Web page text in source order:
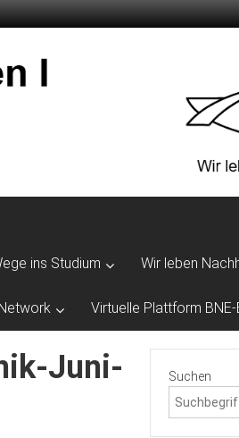
ins Studium Wir leben
Virtuelle Plattform BNE-
Juni- Suchen